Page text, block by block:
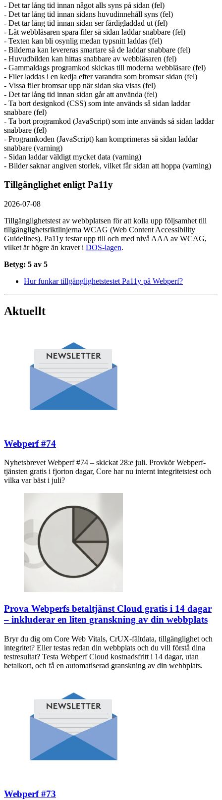
- Det tar lång tid innan något alls syns på sidan (fel)
- Det tar lång tid innan sidans huvudinnehåll syns (fel)
- Det tar lång tid innan sidan ser färdigladdad ut (fel)
- Låt webbläsaren spara filer så sidan laddar snabbare (fel)
- Texten kan bli osynlig medan typsnitt laddas (fel)
- Bilderna kan levereras smartare så de laddar snabbare (fel)
- Huvudbilden kan hittas snabbare av webbläsaren (fel)
- Gammaldags programkod skickas till moderna webbläsare (fel)
- Filer laddas i en kedja efter varandra som bromsar sidan (fel)
- Vissa filer bromsar upp när sidan ska visas (fel)
- Det tar lång tid innan sidan går att använda (fel)
- Ta bort designkod (CSS) som inte används så sidan laddar
snabbare (fel)
- Ta bort programkod (JavaScript) som inte används så sidan laddar
snabbare (fel)
- Programkoden (JavaScript) kan komprimeras så sidan laddar
snabbare (varning)
- Sidan laddar väldigt mycket data (varning)
- Bilder saknar angiven storlek, vilket får sidan att hoppa (varning)
Tillgänglighet enligt Pa11y
2026-07-08
Tillgänglighetstest av webbplatsen för att kolla upp följsamhet till
tillgänglighets­riktlinjerna WCAG (Web Content Accessibility
Guidelines). Pa11y testar upp till och med nivå AAA av WCAG,
vilket är högre än kravet i DOS-lagen.
Betyg: 5 av 5
Hur funkar tillgänglighetstestet Pa11y på Webperf?
Aktuellt
Webperf #74
Nyhetsbrevet Webperf #74 – skickat 28:e juli. Provkör Webperf-
tjänsten gratis i fjorton dagar, Core har nu internt integritetstest och
vilka var bäst i juli?
Prova Webperfs betaltjänst Cloud gratis i 14 dagar
– inkluderar en liten granskning av din webbplats
Bryr du dig om Core Web Vitals, CrUX-fältdata, tillgänglighet och
integritet? Eller testas redan din webbplats och du vill förstå dina
testresultat? Testa Webperf Cloud kostnadsfritt i 14 dagar, utan
betalkort, och få en automatiserad granskning av din webbplats.
Webperf #73